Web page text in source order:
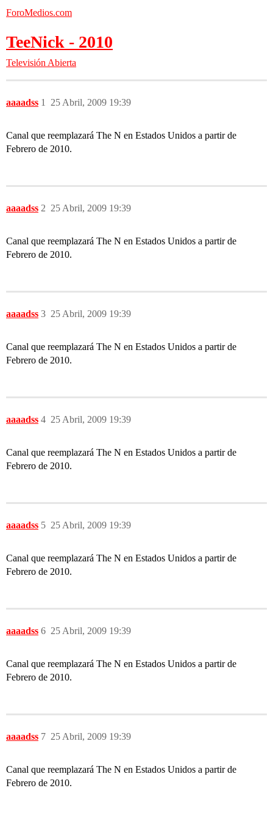
ForoMedios.com
TeeNick - 2010
Televisión Abierta
aaaadss 25 Abril, 2009 19:39
1
Canal que reemplazará The N en Estados Unidos a partir de
Febrero de 2010.
aaaadss 25 Abril, 2009 19:39
2
Canal que reemplazará The N en Estados Unidos a partir de
Febrero de 2010.
aaaadss 25 Abril, 2009 19:39
3
Canal que reemplazará The N en Estados Unidos a partir de
Febrero de 2010.
aaaadss 25 Abril, 2009 19:39
4
Canal que reemplazará The N en Estados Unidos a partir de
Febrero de 2010.
aaaadss 25 Abril, 2009 19:39
5
Canal que reemplazará The N en Estados Unidos a partir de
Febrero de 2010.
aaaadss 25 Abril, 2009 19:39
6
Canal que reemplazará The N en Estados Unidos a partir de
Febrero de 2010.
aaaadss 25 Abril, 2009 19:39
7
Canal que reemplazará The N en Estados Unidos a partir de
Febrero de 2010.